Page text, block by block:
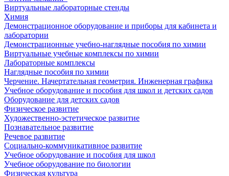
Виртуальные лабораторные стенды
Химия
Демонстрационное оборудование и приборы для кабинета и
лаборатории
Демонстрационные учебно-наглядные пособия по химии
Виртуальные учебные комплексы по химии
Лабораторные комплексы
Наглядные пособия по химии
Черчение. Начертательная геометрия. Инженерная графика
Учебное оборудование и пособия для школ и детских садов
Оборудование для детских садов
Физическое развитие
Художественно-эстетическое развитие
Познавательное развитие
Речевое развитие
Социально-коммуникативное развитие
Учебное оборудование и пособия для школ
Учебное оборудование по биологии
Физическая культура